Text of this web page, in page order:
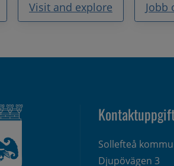
Visit and explore Jobb
Sollefteå
Djupövägen 3